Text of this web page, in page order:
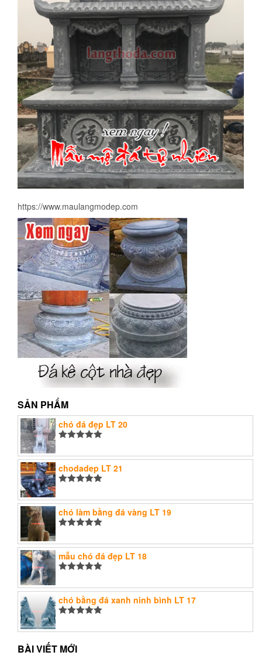
https://www.maulangmodep.com
SẢN PHẨM
chó đá đẹp LT 20
hạng5.005
chodadep LT 21
hạng5.005
chó làm bằng đá vàng LT 19
hạng5.005
sao
mẫu chó đá đẹp LT 18
hạng5.005
chó bằng đá xanh ninh bình LT 17
hạng5.005
BÀI VIẾT MỚI